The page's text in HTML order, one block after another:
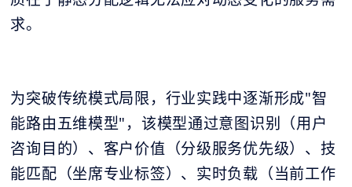
求。
为突破传统模式局限，行业实践中逐渐形成"智
能路由五维模型"，该模型通过意图识别（用户
咨询目的）、客户价值（分级服务优先级）、技
能匹配（坐席专业标签）、实时负载（当前工作